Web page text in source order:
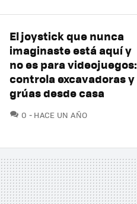
El joystick que nunca
imaginaste está aquí y
no es para videojuegos:
controla excavadoras y
grúas desde casa
0 COMENTARIOS
HACE UN AÑO